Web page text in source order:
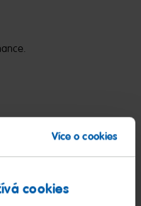
Více o cookies
cookies